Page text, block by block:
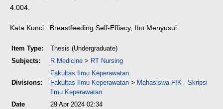
4.004.
Kata Kunci : Breastfeeding Self-Effiacy, Ibu Menyusui
Item Type:
Thesis (Undergraduate)
Subjects:
R Medicine > RT Nursing
Divisions:
Fakultas Ilmu Keperawatan
Fakultas Ilmu Keperawatan > Mahasiswa FIK - Skripsi
Ilmu Keperawatan
Date
29 Apr 2024 02:34